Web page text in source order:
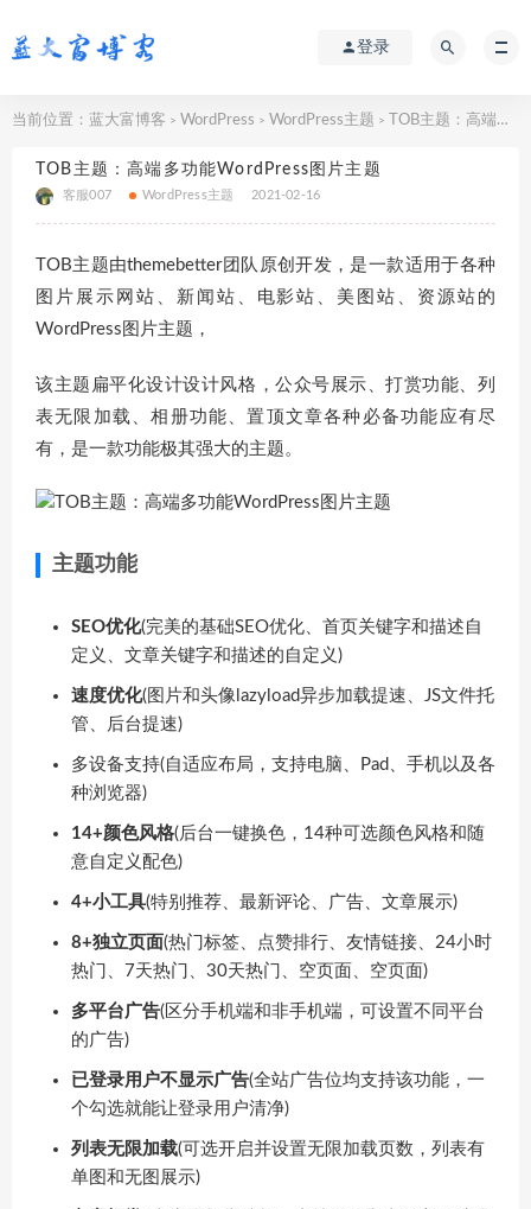
登录
当前位置： 蓝大富博客 > WordPress > WordPress主题 > TOB主题：高端多功能WordPress图片主题
TOB主题：高端多功能WordPress图片主题
客服007 WordPress主题 2021-02-16
TOB主题由themebetter团队原创开发，是一款适用于各种
图片展示网站、新闻站、电影站、美图站、资源站的
WordPress图片主题，
该主题扁平化设计设计风格，公众号展示、打赏功能、列
表无限加载、相册功能、置顶文章各种必备功能应有尽
有，是一款功能极其强大的主题。
主题功能
SEO优化(完美的基础SEO优化、首页关键字和描述自
定义、文章关键字和描述的自定义)
速度优化(图片和头像lazyload异步加载提速、JS文件托
管、后台提速)
多设备支持(自适应布局，支持电脑、Pad、手机以及各
种浏览器)
14+颜色风格(后台一键换色，14种可选颜色风格和随
意自定义配色)
4+小工具(特别推荐、最新评论、广告、文章展示)
8+独立页面(热门标签、点赞排行、友情链接、24小时
热门、7天热门、30天热门、空页面、空页面)
多平台广告(区分手机端和非手机端，可设置不同平台
的广告)
已登录用户不显示广告(全站广告位均支持该功能，一
个勾选就能让登录用户清净)
列表无限加载(可选开启并设置无限加载页数，列表有
单图和无图展示)